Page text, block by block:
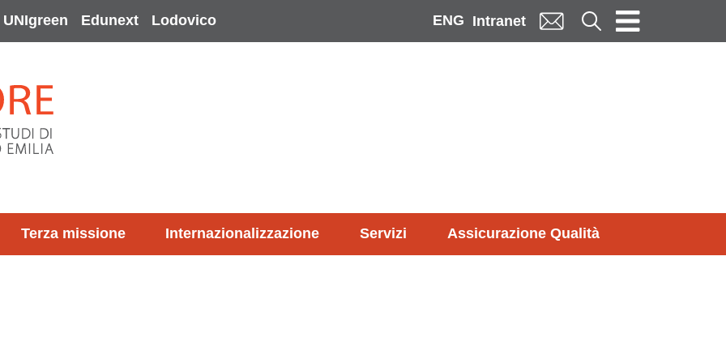
UNIgreen Edunext Lodovico ENG Intranet Cerca
Terza missione Internazionalizzazione Servizi Assicurazione Qualità